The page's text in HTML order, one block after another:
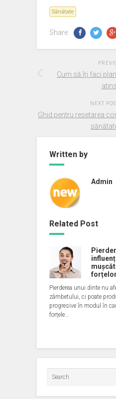
Sănătate
Share:
Cum să îți faci
NEXT
Ghid pentru resetarea
Written by
Admin
Related Post
forțelor
Pierderea unui dinte nu
zâmbetului, ci poate
progresive în modul în
forțele…